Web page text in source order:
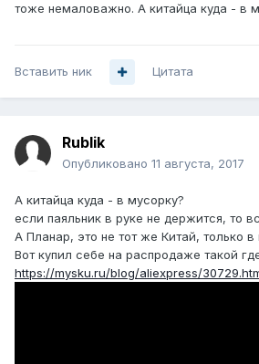
тоже немаловажно. А китайца куда - в
Вставить ник Цитата
Rublik
Опубликовано 11 августа, 2017
А китайца куда - в мусорку?
если паяльник в руке не держится, то
А Планар, это не тот же Китай, только в
Вот купил себе на распродаже такой
https://mysku.ru/blog/aliexpress/